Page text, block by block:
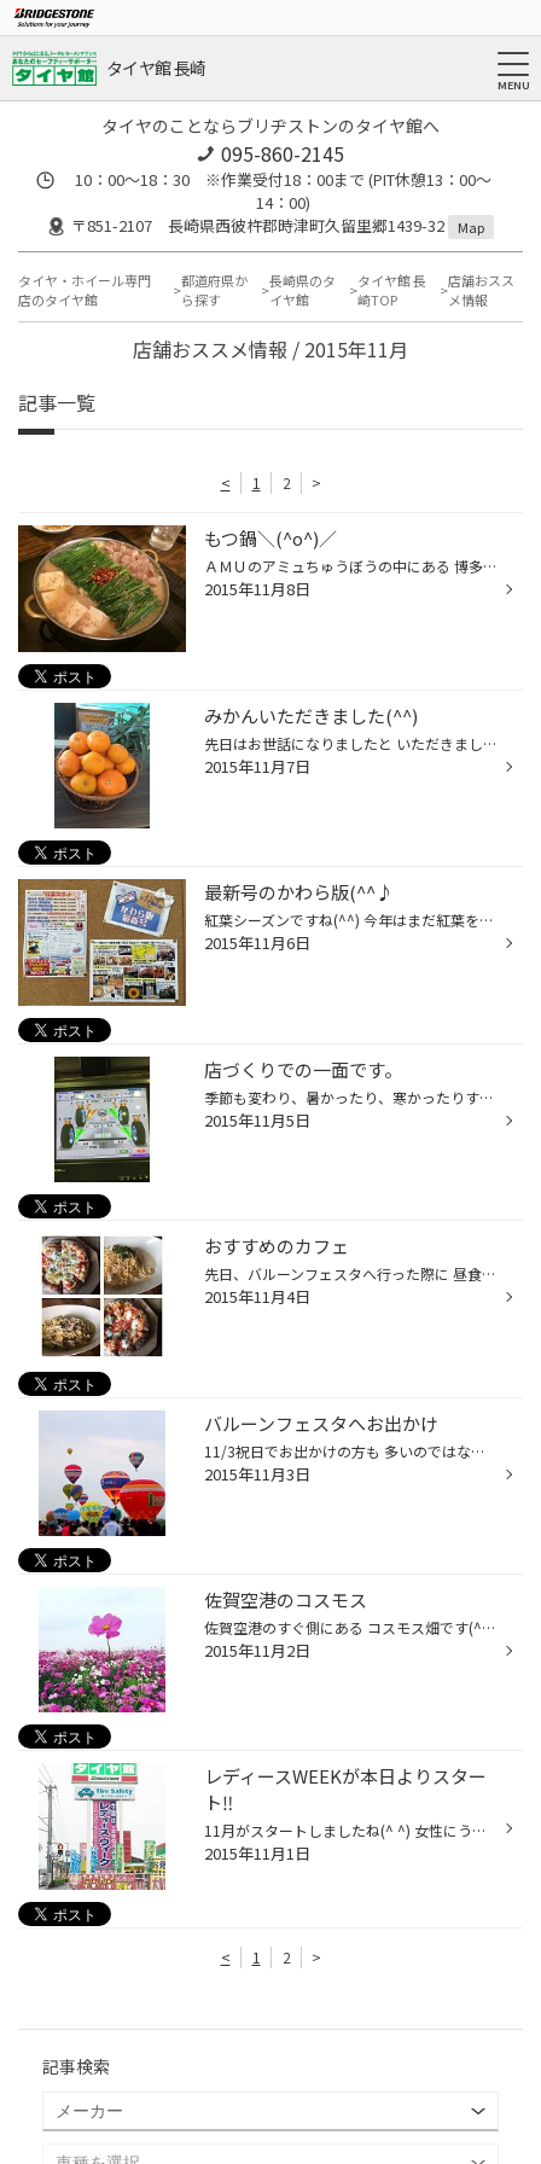
タイヤ館 長崎
タイヤのことならブリヂストンのタイヤ館へ
095-860-2145
10：00～18：30 ※作業受付18：00まで (PIT休憩13：00～
14：00)
〒851-2107 長崎県西彼杵郡時津町久留里郷1439-32
Map
タイヤ・ホイール専門
店のタイヤ館
都道府県か
ら探す
長崎県のタ
イヤ館
タイヤ館 長
崎TOP
店舗おスス
メ情報
店舗おススメ情報 / 2015年11月
記事一覧
< 1 2 >
もつ鍋＼(^o^)／
ＡＭＵのアミュちゅうぼうの中にある 博多の味『おおやま』へもつ鍋を食べに 行ってきました。 うん！間違いないお味！！ 博多へ行かなくても博多の味を楽しめる♪ ってステキですね。 今度は、浜屋で行われている北海道物産展へ行って 北海道へ行った気分を味わいたいと思います！
2015年11月8日
みかんいただきました(^^)
先日はお世話になりましたと いただきました！みかん(^^)うれしいです！！ 季節のものはおいしいですね。 感謝です(^^)
2015年11月7日
最新号のかわら版(^^♪
紅葉シーズンですね(^^) 今年はまだ紅葉を見に行けていない中角ですが 昨年ドライブで同僚と訪れた紅葉スポットを 号外として作成しております(^^)/佐賀編です☆ 無料配布しておりますので、気軽にお持ち帰りくださいね。 店舗からのおすすめ情報も満載です！ 待ち時間も毎月スタッフ発行の タイヤ館...
2015年11月6日
店づくりでの一面です。
季節も変わり、暑かったり、寒かったりする今日この頃。 今日は店づくりで愛車でアライメントを詳しく説明できるように 写真撮影をしました（笑） なかなかアライメントと言っても知っている人もいますが、何を するのかわからないと言った方がいらっしゃいますので、 解りやすく説明するために作業...
2015年11月5日
おすすめのカフェ
先日、バルーンフェスタへ行った際に 昼食をしたカフェ 「ウッドスタイルカフェ」 木をモチーフにした店内は落ち着く 空間でしたよ(^ ^) 石窯で焼いた手作りピザと レモンパスタとキノコのパスタ とてもおいしかったです！ 0952-47-6638 佐賀県佐賀市諸富町徳富71-1 いわい家具 敷地内 http://tabel...
2015年11月4日
バルーンフェスタへお出かけ
11/3祝日でお出かけの方も 多いのではないでしょうか？ 先日10/30日に佐賀バルーンフェスタへ 行ってきました(^ ^) 4時半に長崎を出発し、6時半頃から開始の 競技を見てきました！ バルーン競技では、風で左右されがちな バルーンをうまくコントロールして、 フラッグを落とす瞬間を初めて目の前で ...
2015年11月3日
佐賀空港のコスモス
佐賀空港のすぐ側にある コスモス畑です(^ ^)広い敷地に たくさんのコスモスが咲いていました。 ちょうど飛行機が着陸する タイミングで見ることができました 駐車場、観覧無料で見ることが できますよ！ すごく穴場でおすすめです‼︎
2015年11月2日
レディースWEEKが本日よりスター
ト‼︎
11月がスタートしましたね(^ ^) 女性にうれしい 『レディースＷＥＥＫ』を開催しております‼︎ 男性の方も女性の方と一緒にご来店で、レディースWEEKの特典がありますよ‼︎ ぜひレディースWEEKの期間中に ご来店ください(^_^)/
2015年11月1日
< 1 2 >
記事検索